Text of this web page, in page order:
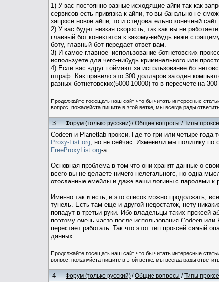
1) У вас постоянно разные исходящие айпи так как
сервисов есть привязка к айпи, то вы банально не
запросе новое айпи, то и следовательно конечный
2) У вас будет низкая скорость, так как вы не
главный бот конектится к какому-нибудь ниже
боту, главный бот передает ответ вам.
3) И самое главное, использование ботнетовских
используете для чего-нибудь криминального или
4) Если вас вдруг поймают за использование
штраф. Как правило это 300 долларов за один
разных ботнетовских(5000-10000) то в пересчете на
Продолжайте посещать наш сайт что бы читать интересные
вопрос, пожалуйста пишите в этой ветке, мы всегда рады
3 Форум (только русский) /Общие вопросы /Типы
Codeen и Planetlab прокси. Где-то три или четыре
Proxy-List.org , но не сейчас. Изменили мы политику по
FreeProxyList.org-а.
Основная проблема в том что они хранят данные о
всего вы не делаете ничего нелегального, но одна
отосланные емейлы и даже ваши логины с паролями к
Именно так и есть, и это список можно продолжать,
тунель. Есть там еще и другой недостаток, нету
попадут в третьи руки. Ибо владельцы таких проксей
поэтому очень часто после использования Codeen
перестает работать. Так что этот тип проксей самый
данных.
Продолжайте посещать наш сайт что бы читать интересные
вопрос, пожалуйста пишите в этой ветке, мы всегда рады
4 Форум (только русский) /Общие вопросы /Типы